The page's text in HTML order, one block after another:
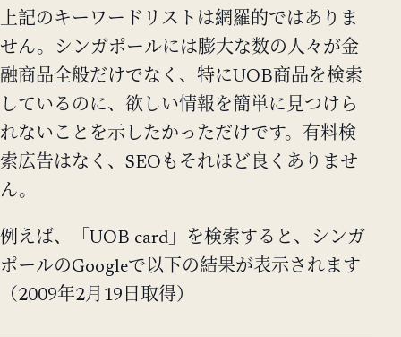
上記のキーワードリストは網羅的ではありま
せん。シンガポールには膨大な数の人々が金
融商品全般だけでなく、特にUOB商品を検索
しているのに、欲しい情報を簡単に見つけら
れないことを示したかっただけです。有料検
索広告はなく、SEOもそれほど良くありませ
ん。
例えば、「UOB card」を検索すると、シンガ
ポールのGoogleで以下の結果が表示されます
（2009年2月19日取得）